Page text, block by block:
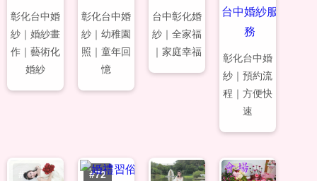
彰化台中婚
紗｜婚紗畫
作｜藝術化
婚紗
彰化台中婚
紗｜幼稚園
照｜童年回
憶
台中彰化婚
紗｜全家福
｜家庭幸福
彰化台中婚
紗｜預約流
程｜方便快
速
#71 #72 #73 #74